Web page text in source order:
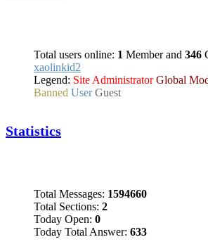
Total users online: 1 Member and 346
xaolinkid2
Legend: Site AdministratorGlobal
Banned UserGuest
Statistics
Total Messages: 1594660
Total Sections: 2
Today Open: 0
Today Total Answer: 633